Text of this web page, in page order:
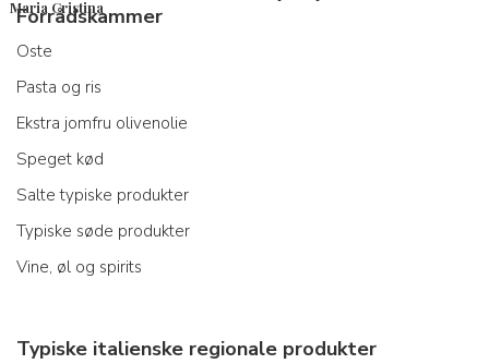
Maria Cristina
Forrådskammer
Oste
Pasta og ris
Ekstra jomfru olivenolie
Speget kød
Salte typiske produkter
Typiske søde produkter
Vine, øl og spirits
Typiske italienske regionale produkter